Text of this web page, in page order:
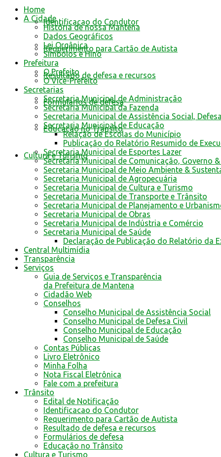
Identificacao do Condutor
Requerimento para Cartão de Autista
Resultado de defesa e recursos
Formulários de defesa
Educação no Trânsito
Cultura e Turismo
Home
A Cidade
História de nossa Mantena
Dados Geográficos
Lei Orgânica
Símbolos e Hino
Prefeitura
O Prefeito
O Vice-Prefeito
Secretarias
Secretaria Municipal de Administração
Secretaria Municipal da Fazenda
Secretaria Municipal de Assistência Social,
Secretaria Municipal de Educação
Relação de Escolas do Município
Publicação do Relatório Resumido de
Secretaria Municipal de Esportes Lazer
Secretaria Municipal de Comunicação, Governo
Secretaria Municipal de Meio Ambiente &
Secretaria Municipal de Agropecuária
Secretaria Municipal de Cultura e Turismo
Secretaria Municipal de Transporte e Trânsito
Secretaria Municipal de Planejamento e
Secretaria Municipal de Obras
Secretaria Municipal de Indústria e Comércio
Secretaria Municipal de Saúde
Declaração de Publicação do Relatório da
Central Multimídia
Transparência
Serviços
Guia de Serviços e Transparência
da Prefeitura de Mantena
Cidadão Web
Conselhos
Conselho Municipal de Assistência Social
Conselho Municipal de Defesa Civil
Conselho Municipal de Educação
Conselho Municipal de Saúde
Contas Públicas
Livro Eletrônico
Minha Folha
Nota Fiscal Eletrônica
Fale com a prefeitura
Trânsito
Edital de Notificação
Identificacao do Condutor
Requerimento para Cartão de Autista
Resultado de defesa e recursos
Formulários de defesa
Educação no Trânsito
Cultura e Turismo